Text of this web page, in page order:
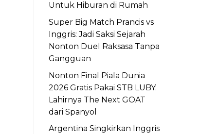
Untuk Hiburan di Rumah
Super Big Match Prancis vs
Inggris: Jadi Saksi Sejarah
Nonton Duel Raksasa Tanpa
Gangguan
Nonton Final Piala Dunia
2026 Gratis Pakai STB LUBY:
Lahirnya The Next GOAT
dari Spanyol
Argentina Singkirkan Inggris